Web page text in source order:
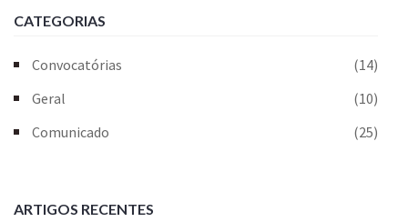
CATEGORIAS
Convocatórias
(14)
Geral
(10)
Comunicado
(25)
ARTIGOS RECENTES